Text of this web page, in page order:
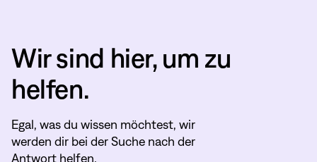
Wir sind hier, um zu
helfen.
Egal, was du wissen möchtest, wir
werden dir bei der Suche nach der
Antwort helfen.